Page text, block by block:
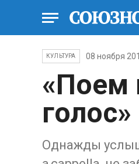
КУЛЬТУРА 08 ноября
«Поем
голос»
Однажды